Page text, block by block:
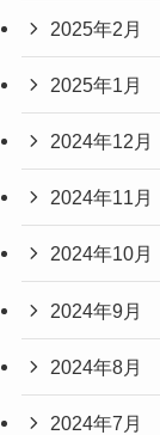
2025年2月
2025年1月
2024年12月
2024年11月
2024年10月
2024年9月
2024年8月
2024年7月